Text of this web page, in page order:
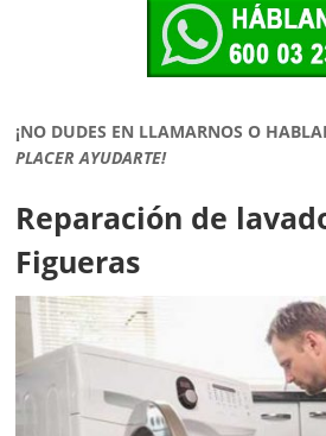
¡NO DUDES EN LLAMARNOS O
PLACER AYUDARTE!
Reparación de
Figueras